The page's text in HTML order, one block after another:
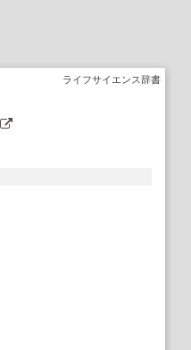
ライフサイエンス辞書